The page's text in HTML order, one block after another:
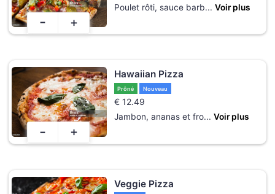
Poulet rôti, sauce barb... Voir plus
- +
Hawaiian Pizza
Prôné Nouveau
€ 12.49
Jambon, ananas et fro... Voir plus
- +
Veggie Pizza